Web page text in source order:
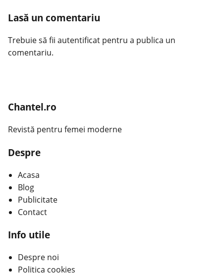
Lasă un comentariu
Trebuie să fii autentificat pentru a publica un
comentariu.
Chantel.ro
Revistă pentru femei moderne
Despre
Acasa
Blog
Publicitate
Contact
Info utile
Despre noi
Politica cookies